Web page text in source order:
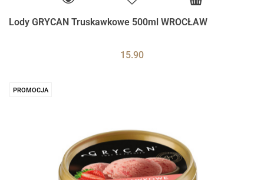
Lody GRYCAN Truskawkowe 500ml WROCŁAW
15.90
PROMOCJA